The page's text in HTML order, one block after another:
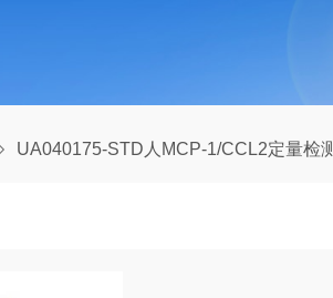
UA040175-STD人MCP-1/CCL2定量检测标准